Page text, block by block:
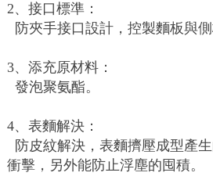
2、接口標準：
防夾手接口設計，控製麵板與側
3、添充原材料：
發泡聚氨酯。
4、表麵解決：
防皮紋解決，表麵擠壓成型產
衝擊，另外能防止浮塵的囤積。